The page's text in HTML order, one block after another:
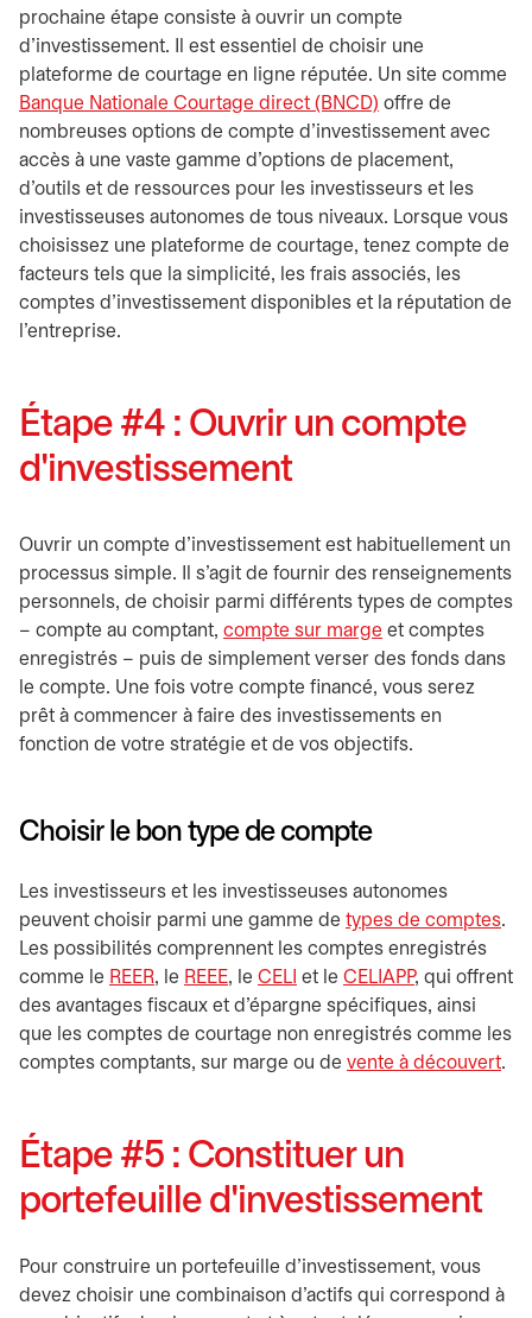
prochaine étape consiste à ouvrir un compte
d'investissement. Il est essentiel de choisir une
plateforme de courtage en ligne réputée. Un site comme
Banque Nationale Courtage direct (BNCD) offre de
nombreuses options de compte d'investissement avec
accès à une vaste gamme d'options de placement,
d'outils et de ressources pour les investisseurs et les
investisseuses autonomes de tous niveaux. Lorsque vous
choisissez une plateforme de courtage, tenez compte de
facteurs tels que la simplicité, les frais associés, les
comptes d'investissement disponibles et la réputation de
l'entreprise.
Étape #4 : Ouvrir un compte
d'investissement
Ouvrir un compte d'investissement est habituellement un
processus simple. Il s'agit de fournir des renseignements
personnels, de choisir parmi différents types de comptes
– compte au comptant, compte sur marge et comptes
enregistrés – puis de simplement verser des fonds dans
le compte. Une fois votre compte financé, vous serez
prêt à commencer à faire des investissements en
fonction de votre stratégie et de vos objectifs.
Choisir le bon type de compte
Les investisseurs et les investisseuses autonomes
peuvent choisir parmi une gamme de types de comptes.
Les possibilités comprennent les comptes enregistrés
comme le REER, le REEE, le CELI et le CELIAPP, qui offrent
des avantages fiscaux et d'épargne spécifiques, ainsi
que les comptes de courtage non enregistrés comme les
comptes comptants, sur marge ou de vente à découvert.
Étape #5 : Constituer un
portefeuille d'investissement
Pour construire un portefeuille d'investissement, vous
devez choisir une combinaison d'actifs qui correspond à